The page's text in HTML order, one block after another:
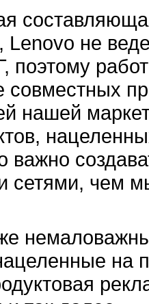
Lenovo не
поэтому
совместных
нашей
важно
сетями, чем